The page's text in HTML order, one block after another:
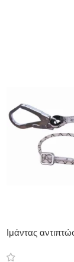
Ιμάντας